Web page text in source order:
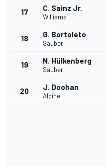
17 C. Sainz Jr.
Williams
18 G. Bortoleto
Sauber
19 N. Hülkenberg
Sauber
20 J. Doohan
Alpine